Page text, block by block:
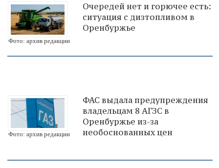
Фото: архив редакции
Очередей нет и горючее есть:
ситуация с дизтопливом в
Оренбуржье
Фото: архив редакции
ФАС выдала предупреждения
владельцам 8 АГЗС в
Оренбуржье из-за
необоснованных цен